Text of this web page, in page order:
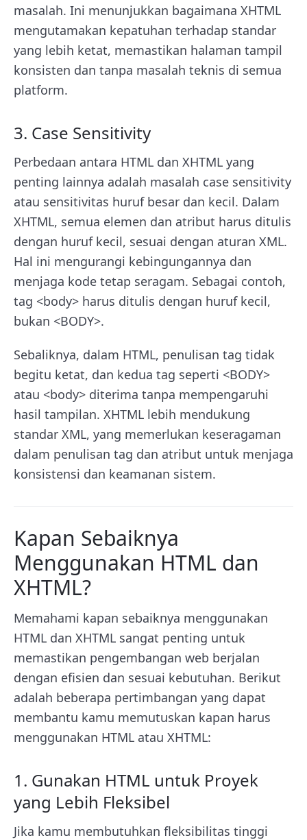
masalah. Ini menunjukkan bagaimana XHTML
mengutamakan kepatuhan terhadap standar
yang lebih ketat, memastikan halaman tampil
konsisten dan tanpa masalah teknis di semua
platform.
3. Case Sensitivity
Perbedaan antara HTML dan XHTML yang
penting lainnya adalah masalah case sensitivity
atau sensitivitas huruf besar dan kecil. Dalam
XHTML, semua elemen dan atribut harus ditulis
dengan huruf kecil, sesuai dengan aturan XML.
Hal ini mengurangi kebingungannya dan
menjaga kode tetap seragam. Sebagai contoh,
tag <body> harus ditulis dengan huruf kecil,
bukan <BODY>.
Sebaliknya, dalam HTML, penulisan tag tidak
begitu ketat, dan kedua tag seperti <BODY>
atau <body> diterima tanpa mempengaruhi
hasil tampilan. XHTML lebih mendukung
standar XML, yang memerlukan keseragaman
dalam penulisan tag dan atribut untuk menjaga
konsistensi dan keamanan sistem.
Kapan Sebaiknya
Menggunakan HTML dan
XHTML?
Memahami kapan sebaiknya menggunakan
HTML dan XHTML sangat penting untuk
memastikan pengembangan web berjalan
dengan efisien dan sesuai kebutuhan. Berikut
adalah beberapa pertimbangan yang dapat
membantu kamu memutuskan kapan harus
menggunakan HTML atau XHTML:
1. Gunakan HTML untuk Proyek
yang Lebih Fleksibel
Jika kamu membutuhkan fleksibilitas tinggi